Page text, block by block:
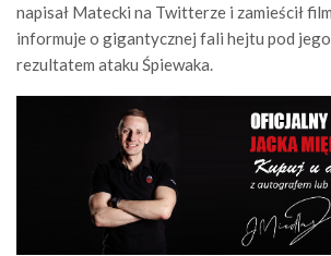
napisał Matecki na Twitterze i zamieścił
informuje o gigantycznej fali hejtu pod
rezultatem ataku Śpiewaka.